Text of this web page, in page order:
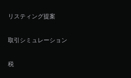
リスティング提案
取引シミュレーション
税